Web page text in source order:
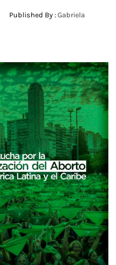
Published By :Gabriela